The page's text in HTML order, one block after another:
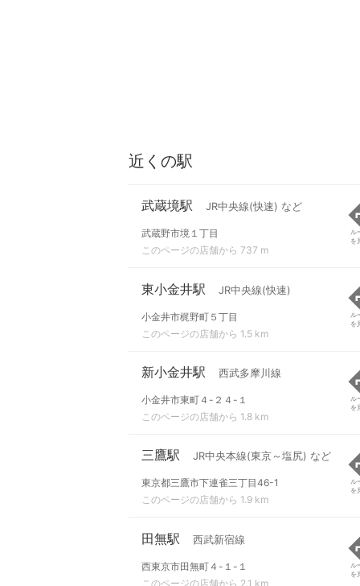
近くの駅
武蔵境駅 JR中央線(快速) など
武蔵野市境１丁目
このページの店舗から 737 m
ル
を
東小金井駅 JR中央線(快速)
小金井市梶野町５丁目
このページの店舗から 1.5 km
ル
を
新小金井駅 西武多摩川線
小金井市東町４-２４-１
このページの店舗から 1.8 km
ル
を
三鷹駅 JR中央本線(東京～塩尻) など
東京都三鷹市下連雀三丁目46-1
このページの店舗から 1.9 km
ル
を
田無駅 西武新宿線
西東京市田無町４-１-１
このページの店舗から 2.1 km
ル
を